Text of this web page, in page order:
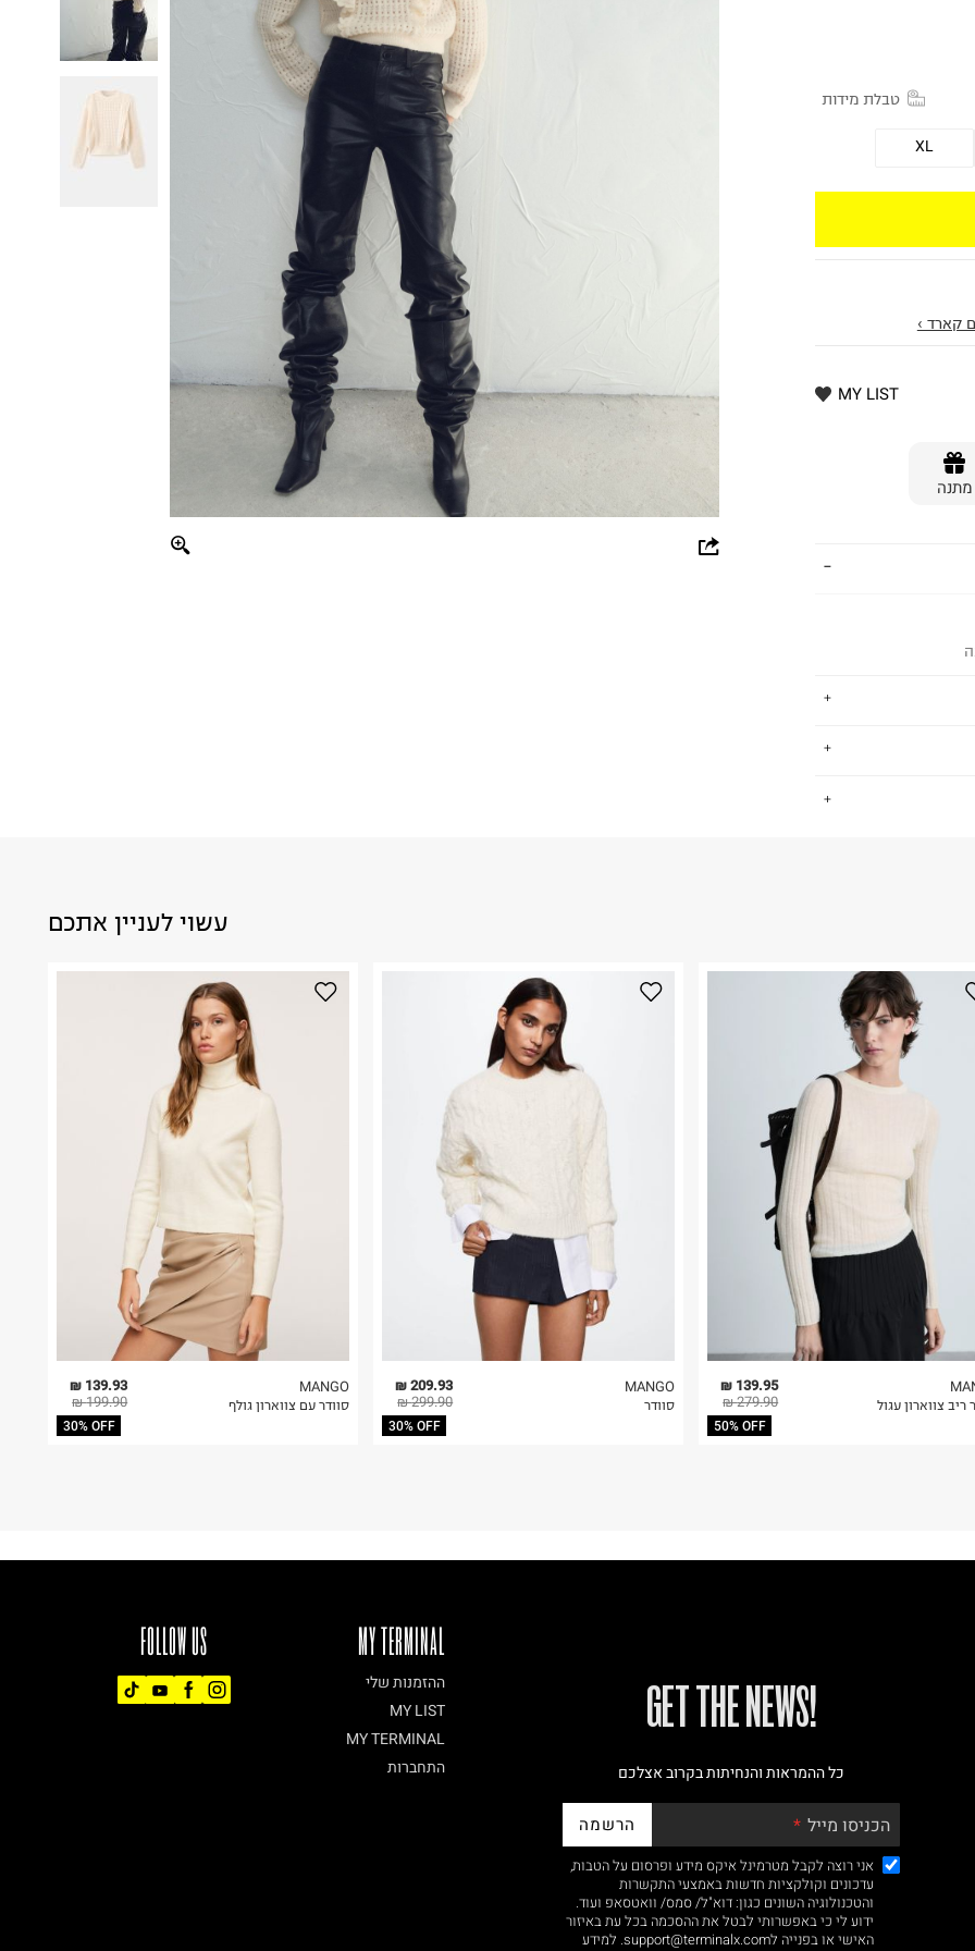
טבלת מידות
XL
קארד ›
MY LIST
מתנה
על גבי החבילה
באתר בלבד
בלבד. לא ניתן
עשוי לעניין אתכם
139.93 ₪
199.90 ₪
30% OFF
MANGO
סוודר עם צווארון גולף
209.93 ₪
299.90 ₪
30% OFF
MANGO
סוודר
139.95 ₪
279.90 ₪
50% OFF
ריב צווארון עגול
FOLLOW US MY TERMINAL
ההזמנות שלי
MY LIST
MY TERMINAL
התחברות
!GET THE NEWS
כל ההמראות והנחיתות בקרוב אצלכם
הכניסו מייל הרשמה
אני רוצה לקבל מטרמינל איקס מידע ופרסום על הטבות,
עדכונים וקולקציות חדשות באמצעי התקשרות
והטכנולוגיה השונים כגון: דוא"ל/ סמס/ וואטסאפ ועוד.
ידוע לי כי באפשרותי לבטל את ההסכמה בכל עת באיזור
האישי או בפנייה לsupport@terminalx.com. למידע